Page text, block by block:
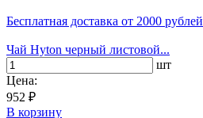
Бесплатная доставка от 2000 рублей
Чай Hyton черный листовой...
шт
Цена:
952 ₽
В корзину